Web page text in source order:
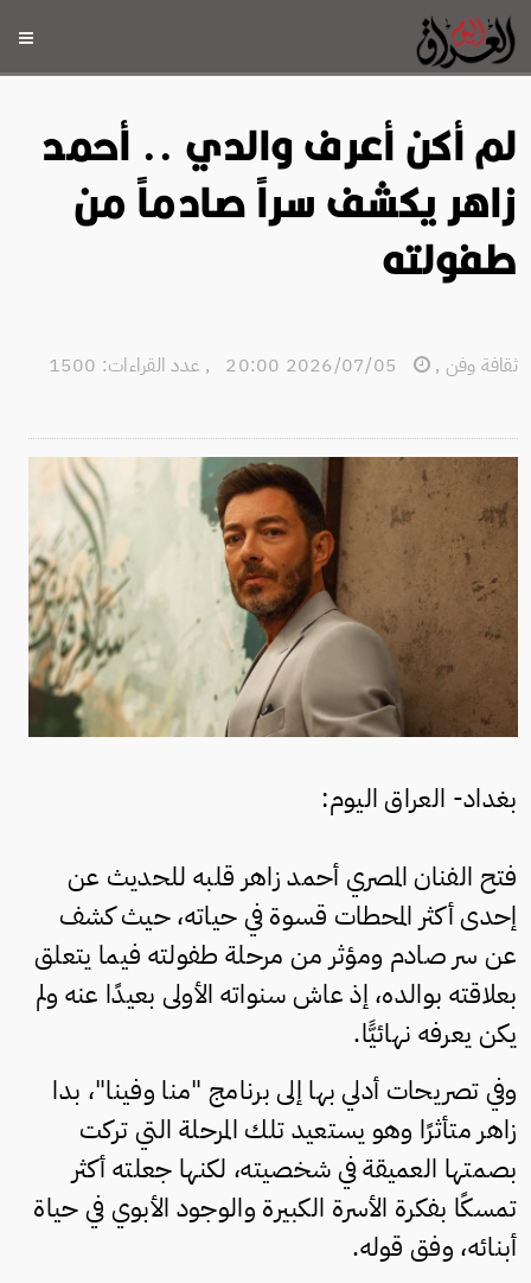
لم أكن أعرف والدي .. أحمد
زاهر يكشف سراً صادماً من
طفولته
ثقافة وفن ,
, عدد القراءات: 1500
بغداد- العراق اليوم:
فتح الفنان المصري أحمد زاهر قلبه للحديث عن
إحدى أكثر المحطات قسوة في حياته، حيث كشف
عن سر صادم ومؤثر من مرحلة طفولته فيما يتعلق
بعلاقته بوالده، إذ عاش سنواته الأولى بعيدًا عنه ولم
يكن يعرفه نهائيًّا.
وفي تصريحات أدلي بها إلى برنامج "منا وفينا"، بدا
زاهر متأثرًا وهو يستعيد تلك المرحلة التي تركت
بصمتها العميقة في شخصيته، لكنها جعلته أكثر
تمسكًا بفكرة الأسرة الكبيرة والوجود الأبوي في حياة
أبنائه، وفق قوله.